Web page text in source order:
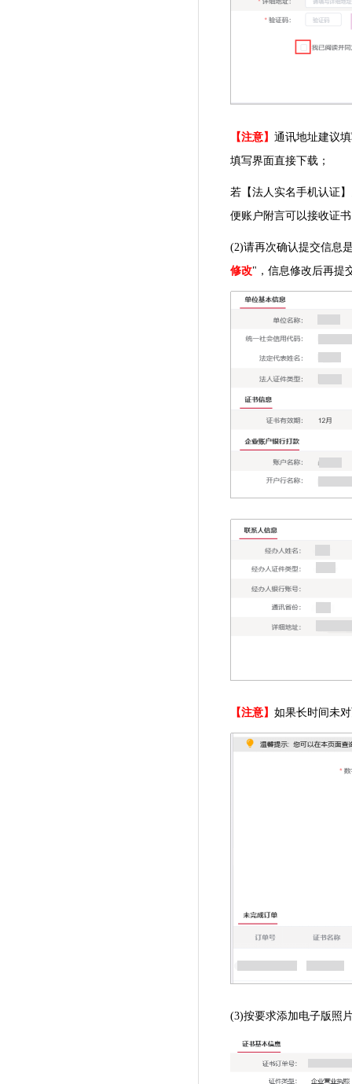
【注意】 通讯地址建议
填写界面直接下载；
若【法人实名手机认证
便账户附言可以接收证
(2)请再次确认提交信息
修改"，信息修改后再提
【注意】 如果长时间未
(3)按要求添加电子版照